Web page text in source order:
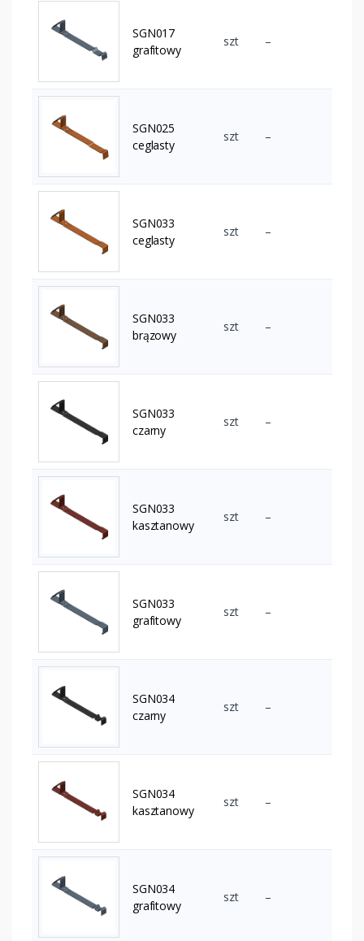
SGN017
grafitowy
szt –
SGN025
ceglasty
szt –
SGN033
ceglasty
szt –
SGN033
brązowy
szt –
SGN033
czarny
szt –
SGN033
kasztanowy
szt –
SGN033
grafitowy
szt –
SGN034
czarny
szt –
SGN034
kasztanowy
szt –
SGN034
grafitowy
szt –